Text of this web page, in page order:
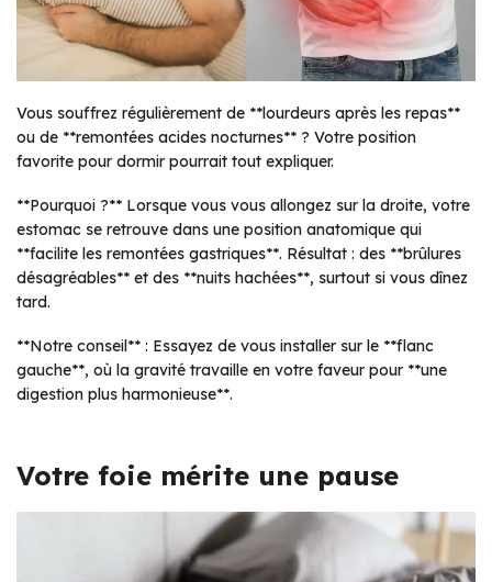
Vous souffrez régulièrement de **lourdeurs après les repas**
ou de **remontées acides nocturnes** ? Votre position
favorite pour dormir pourrait tout expliquer.
**Pourquoi ?** Lorsque vous vous allongez sur la droite, votre
estomac se retrouve dans une position anatomique qui
**facilite les remontées gastriques**. Résultat : des **brûlures
désagréables** et des **nuits hachées**, surtout si vous dînez
tard.
**Notre conseil** : Essayez de vous installer sur le **flanc
gauche**, où la gravité travaille en votre faveur pour **une
digestion plus harmonieuse**.
Votre foie mérite une pause